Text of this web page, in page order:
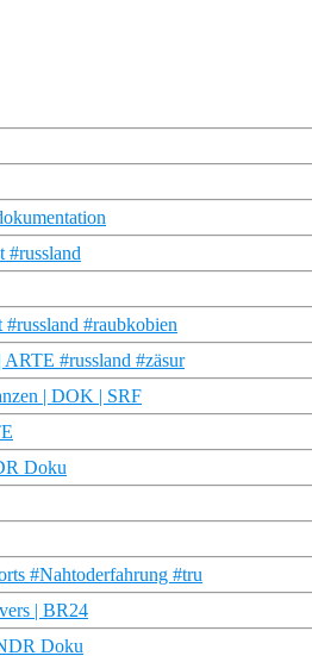
#russland
#raubkobien
#russland #zäsur
| DOK | SRF
Doku
#Nahtoderfahrung #tru
| BR24
Doku